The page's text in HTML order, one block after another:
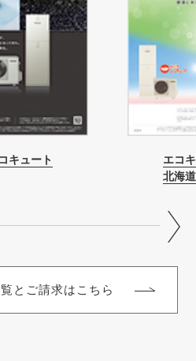
キュート
エコ
北海
とご請求はこちら